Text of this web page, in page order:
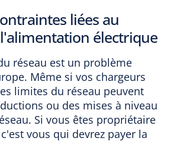
liées au
électrique
réseau est un problème
Même si vos chargeurs
limites du réseau peuvent
ou des mises à niveau
Si vous êtes propriétaire
vous qui devrez payer la